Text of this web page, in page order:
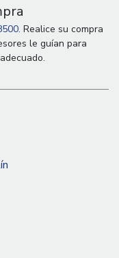
Realice su compra
le guían para